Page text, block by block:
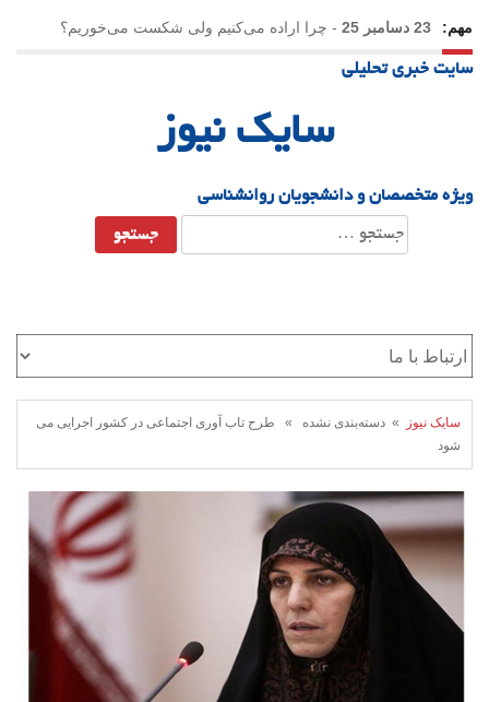
مهم: 23 دسامبر 25 - چرا اراده می‌کنیم ولی شکست می‌خوریم؟
21 دسامبر 25
سایت خبری تحلیلی
سایک نیوز
ویژه متخصصان و دانشجویان روانشناسی
جستجو
برای:
سایک نیوز
» دسته‌بندی نشده » طرح تاب آوری اجتماعی در کشور اجرایی می
شود